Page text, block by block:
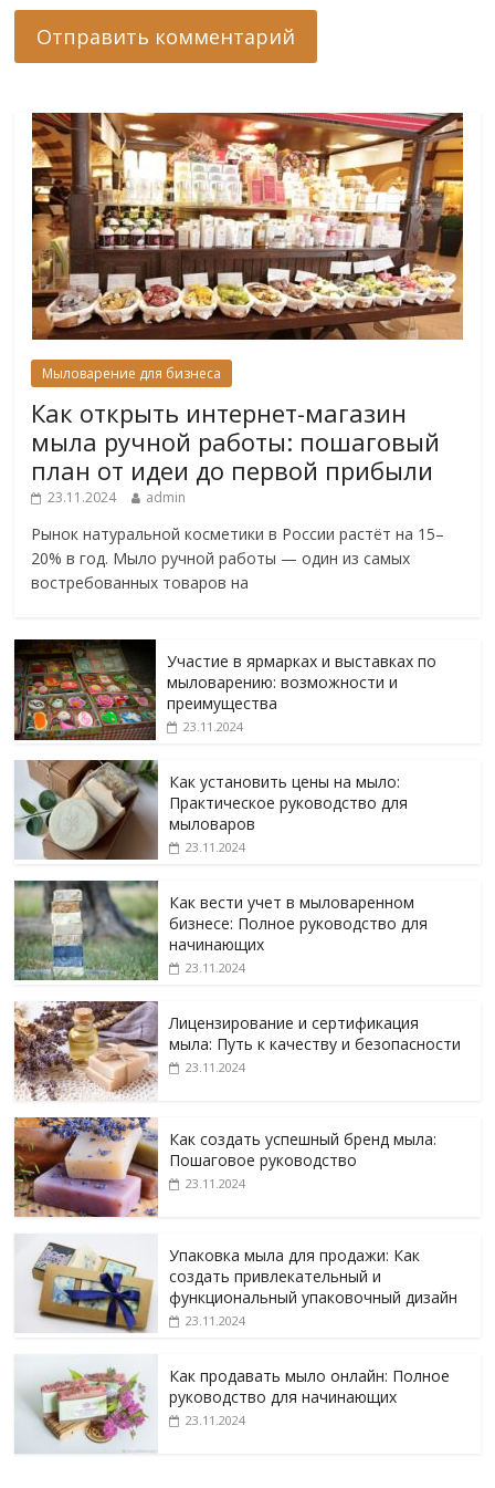
Мыловарение для бизнеса
Как открыть интернет-магазин
мыла ручной работы: пошаговый
план от идеи до первой прибыли
23.11.2024 admin
Рынок натуральной косметики в России растёт на 15–
20% в год. Мыло ручной работы — один из самых
востребованных товаров на
Участие в ярмарках и выставках по
мыловарению: возможности и
преимущества
23.11.2024
Как установить цены на мыло:
Практическое руководство для
мыловаров
23.11.2024
Как вести учет в мыловаренном
бизнесе: Полное руководство для
начинающих
23.11.2024
Лицензирование и сертификация
мыла: Путь к качеству и безопасности
23.11.2024
Как создать успешный бренд мыла:
Пошаговое руководство
23.11.2024
Упаковка мыла для продажи: Как
создать привлекательный и
функциональный упаковочный дизайн
23.11.2024
Как продавать мыло онлайн: Полное
руководство для начинающих
23.11.2024